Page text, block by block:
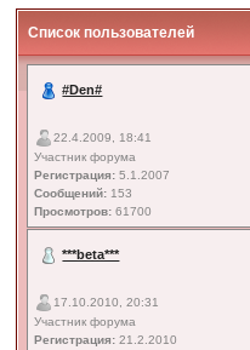
Список пользователей
#Den#
22.4.2009, 18:41
Участник форума
Регистрация: 5.1.2007
Сообщений: 153
Просмотров: 61700
***beta***
17.10.2010, 20:31
Участник форума
Регистрация: 21.2.2010